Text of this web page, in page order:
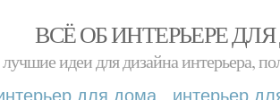
ВСЁ ОБ ИНТЕРЬЕРЕ
лучшие идеи для дизайна интерьера,
для дома интерьер